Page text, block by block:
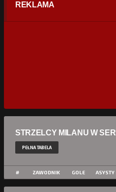
REKLAMA
STRZELCY MILANU W
PEŁNA TABELA
# ZAWODNIK GOLE ASYSTY